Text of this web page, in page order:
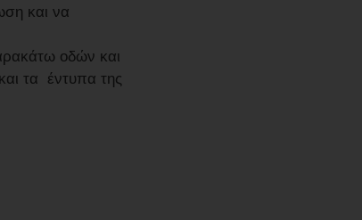
και να
οδών και
τα έντυπα της